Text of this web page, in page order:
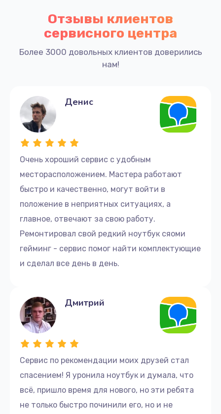
Отзывы клиентов
сервисного центра
Более 3000 довольных клиентов доверились
нам!
Очень хороший сервис с удобным
месторасположением. Мастера работают
быстро и качественно, могут войти в
положение в неприятных ситуациях, а
главное, отвечают за свою работу.
Ремонтировал свой редкий ноутбук сяоми
гейминг - сервис помог найти комплектующие
и сделал все день в день.
Денис
Сервис по рекомендации моих друзей стал
спасением! Я уронила ноутбук и думала, что
всё, пришло время для нового, но эти ребята
не только быстро починили его, но и не
Дмитрий